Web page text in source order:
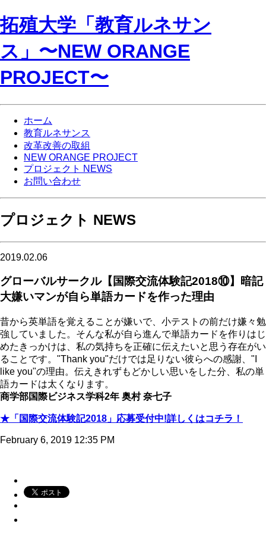
拓殖大学「教育ルネサン
ス」〜NEW ORANGE
PROJECT〜
ホーム
教育ルネサンス
改革改善の取組
NEW ORANGE PROJECT
プロジェクト NEWS
お問い合わせ
プロジェクト NEWS
2019.02.06
グローバルサークル【国際交流体験記2018⑩】暗記
大嫌いマンが自ら単語カードを作った理由
昔から英単語を覚えることが嫌いで、小テストの前だけ嫌々勉
強していました。そんな私が自ら進んで単語カードを作りはじ
めたきっかけは、私の気持ちを正確に伝えたいと思う存在がい
ることです。"Thank you"だけでは足りない彼らへの感謝、"I
like you"の理由。伝えきれずもどかしい思いをした分、私の単
語カードは太くなります。
商学部国際ビジネス学科2年 奥村 奈七子
★「国際交流体験記2018」応募受付中!詳しくはコチラ！
February 6, 2019 12:35 PM